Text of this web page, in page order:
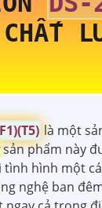
là một
sản phẩm này
tình hình một
nghệ ban